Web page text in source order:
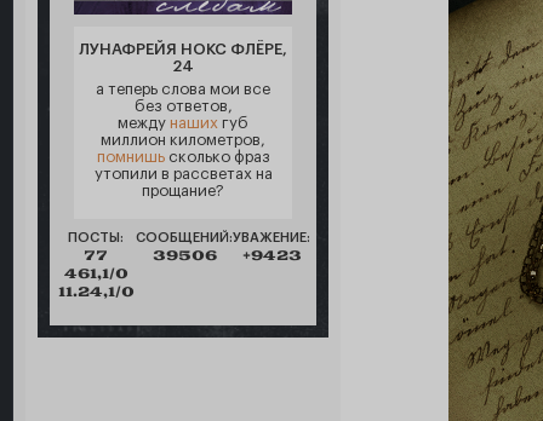
ЛУНАФРЕЙЯ НОКС ФЛЁРЕ,
24
а теперь слова мои все
без ответов,
между наших губ
миллион километров,
помнишьсколько фраз
утопили в рассветах на
прощание?
ПОСТЫ:
77
461,1/0
11.24,1/0
СООБЩЕНИЙ:
39506
УВАЖЕНИЕ:
+9423